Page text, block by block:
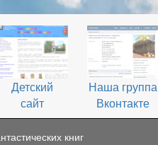
Детский
сайт
Наша группа
Вконтакте
книг